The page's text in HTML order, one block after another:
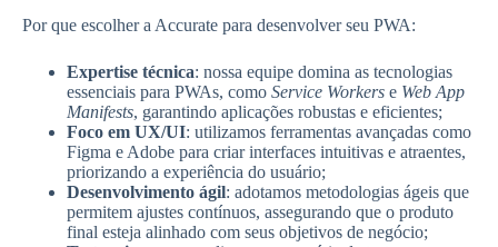
Por que escolher a Accurate para desenvolver seu PWA:
Expertise técnica: nossa equipe domina as tecnologias
essenciais para PWAs, como Service Workers e Web App
Manifests, garantindo aplicações robustas e eficientes;
Foco em UX/UI: utilizamos ferramentas avançadas como
Figma e Adobe para criar interfaces intuitivas e atraentes,
priorizando a experiência do usuário;
Desenvolvimento ágil: adotamos metodologias ágeis que
permitem ajustes contínuos, assegurando que o produto
final esteja alinhado com seus objetivos de negócio;